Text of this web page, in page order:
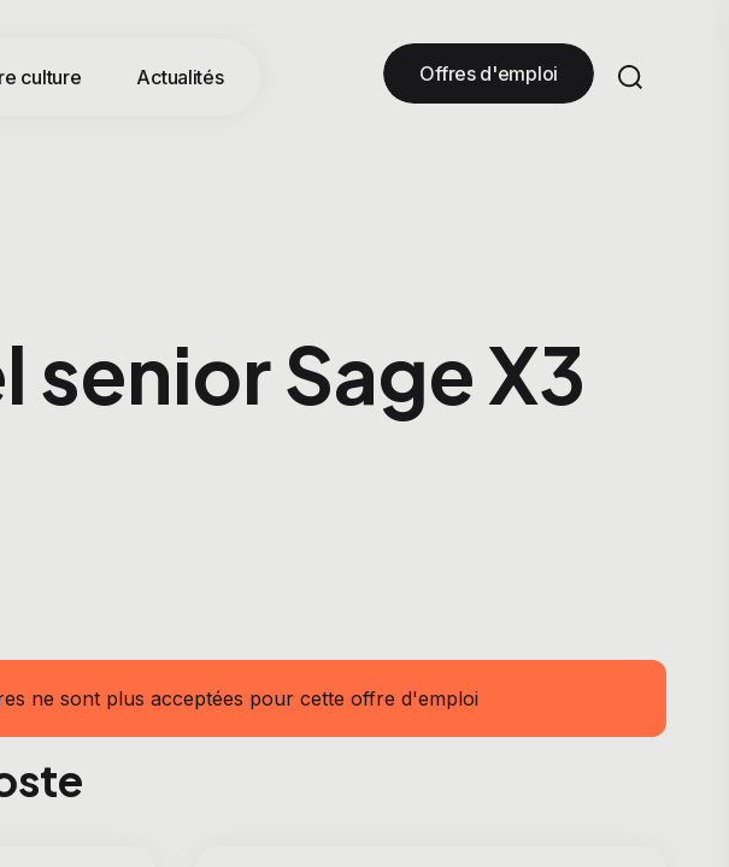
culture Actualités Offres d'emploi
Sage X3
ne sont plus acceptées pour cette offre d'emploi